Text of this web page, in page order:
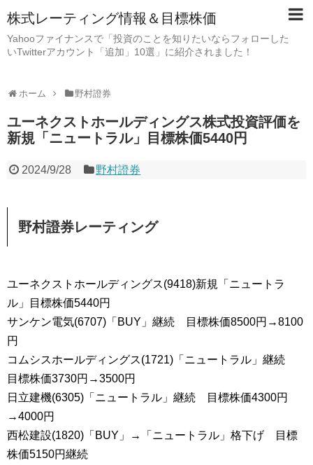
株式レーティング情報＆目標株価
Yahooファイナンスで「投資のことを知りたいならフォローした
いTwitterアカウント「追加」10選」に紹介されました！
ホーム 野村證券
ユーネクストホールディングス株式投資評価を
新規「ニュートラル」目標株価5440円
2024/9/28 野村證券
野村證券レーティング
ユーネクストホールディングス(9418)新規「ニュートラ
ル」目標株価5440円
サンケン電気(6707)「BUY」継続 目標株価8500円→8100
円
コムシスホールディングス(1721)「ニュートラル」継続
目標株価3730円→3500円
日立建機(6305)「ニュートラル」継続 目標株価4300円
→4000円
西松建設(1820)「BUY」→「ニュートラル」格下げ 目標
株価5150円継続